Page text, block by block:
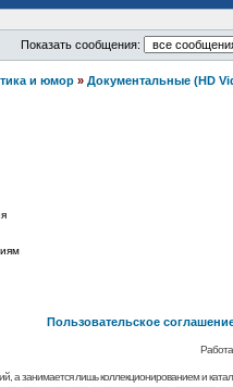
Показать сообщения:
и юмор » Документальные (HD
Пользовательское
а занимается лишь коллекционированием и